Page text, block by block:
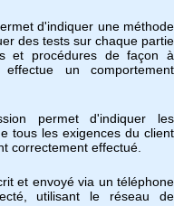
d'indiquer une méthode
des tests sur chaque partie
et procédures de façon à
un comportement
permet d'indiquer les
tous les exigences du client
correctement effectué.
et envoyé via un téléphone
utilisant le réseau de